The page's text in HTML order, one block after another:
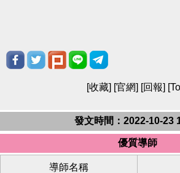
[收藏] [官網] [回報] [
發文時間：2022-10-23
優質導師
導師名稱